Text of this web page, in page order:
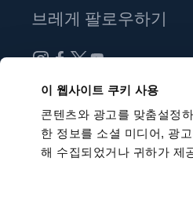
이 웹사이트 쿠키 사용
콘텐츠와 광고를 맞춤설정
한 정보를 소셜 미디어, 광
해 수집되었거나 귀하가 제
브레게 팔로우하기
뉴스레터 구독하기